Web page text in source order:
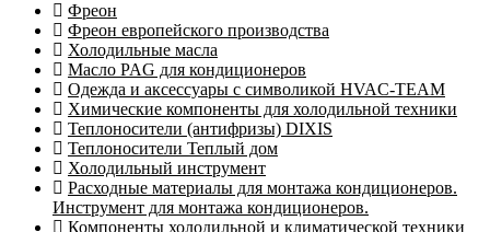
Фреон
Фреон европейского производства
Холодильные масла
Масло PAG для кондиционеров
Одежда и аксессуары с символикой HVAC-TEAM
Химические компоненты для холодильной техники
Теплоносители (антифризы) DIXIS
Теплоносители Теплый дом
Холодильный инструмент
Расходные материалы для монтажа кондиционеров.
Инструмент для монтажа кондиционеров.
Компоненты холодильной и климатической техники